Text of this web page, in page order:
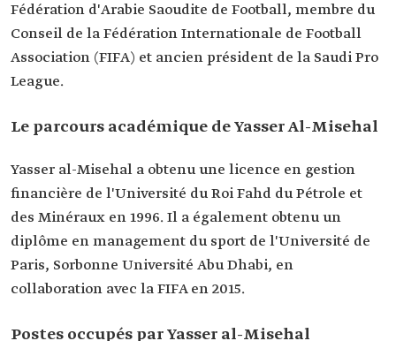
Nom
Yasser al-Misehal.
Poste
Président de la Fédération Saoudienne de
Football.
Membreships
dans des
internationaux
Membre du Comité Disciplinaire et d'Éthique de
Membre du Comité de Licences des Clubs.
l'AFC.
Fédération d'Arabie Saoudite de Football, membre du
Conseil de la Fédération Internationale de Football
Association (FIFA) et ancien président de la Saudi Pro
League.
Le parcours académique de Yasser Al-Misehal
Yasser al-Misehal a obtenu une licence en gestion
financière de l'Université du Roi Fahd du Pétrole et
des Minéraux en 1996. Il a également obtenu un
diplôme en management du sport de l'Université de
Paris, Sorbonne Université Abu Dhabi, en
collaboration avec la FIFA en 2015.
Postes occupés par Yasser al-Misehal